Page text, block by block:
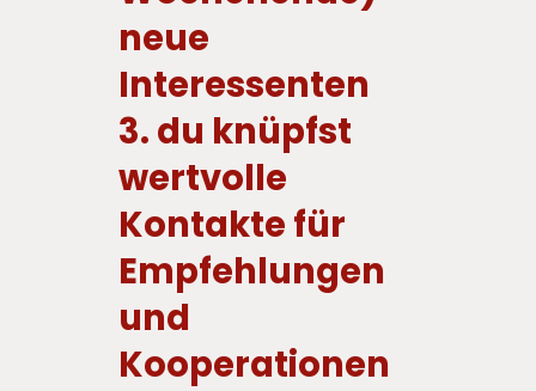
neue
Interessenten
3. du knüpfst
wertvolle
Kontakte für
Empfehlungen
und
Kooperationen